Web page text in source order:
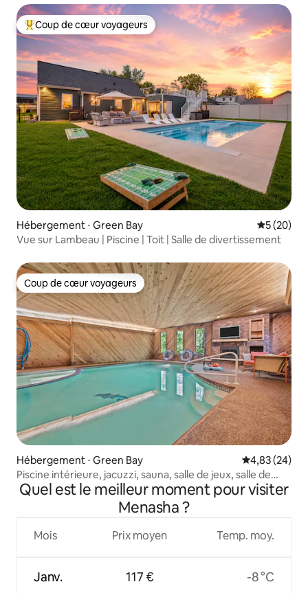
Coups de cœur voyageurs les plus appréciés
Coup de cœur voyageurs
Hébergement ⋅ Green Bay
5 (20)
Vue sur Lambeau | Piscine | Toit | Salle de divertissement
Coup de cœur voyageurs
Coup de cœur voyageurs
Hébergement ⋅ Green Bay Évaluation
4,83 (24)
Piscine intérieure, jacuzzi, sauna, salle de jeux, salle de
cinéma
Quel est le meilleur moment pour visiter
Menasha ?
Mois
Janv.
Prix moyen
117 €
Temp. moy.
-8 °C